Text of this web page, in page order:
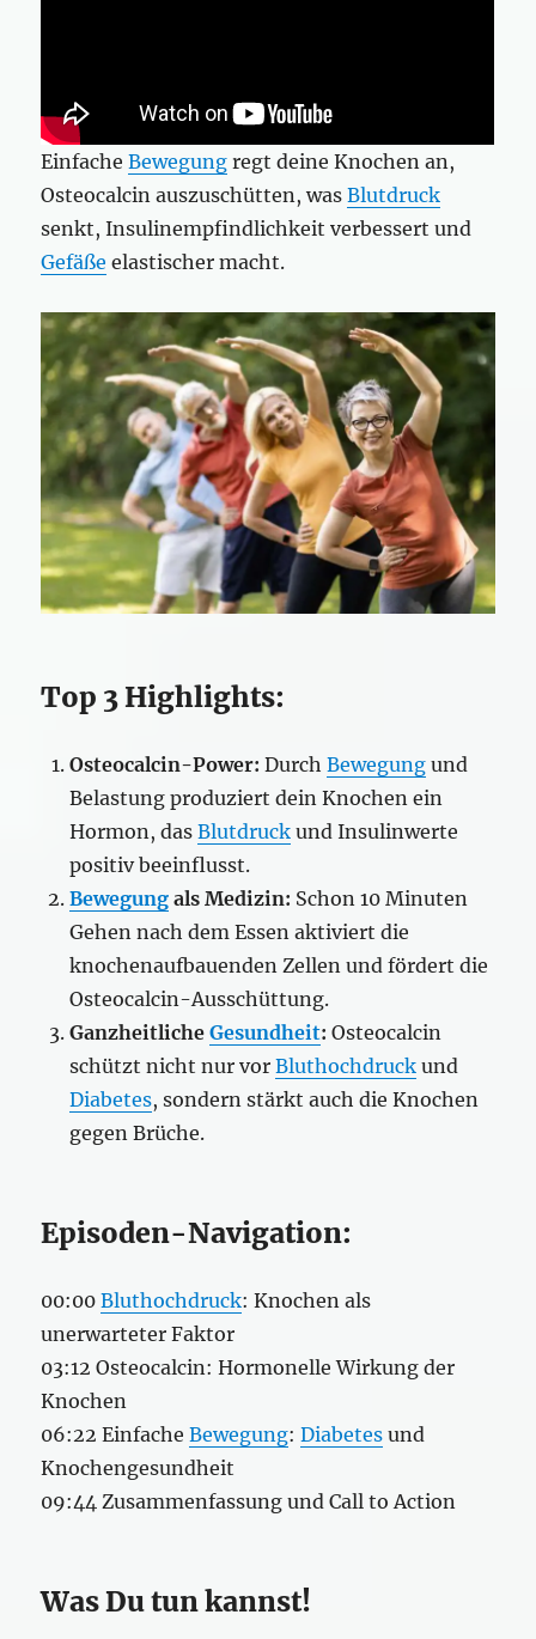
EinfacheBewegung regt deine Knochen an,
Osteocalcin auszuschütten, wasBlutdruck
senkt, Insulinempfindlichkeit verbessert und
Gefäße elastischer macht.
Top 3 Highlights:
Osteocalcin-Power: DurchBewegung und
Belastung produziert dein Knochen ein
Hormon, dasBlutdruck und Insulinwerte
positiv beeinflusst.
Bewegung als Medizin: Schon 10 Minuten
Gehen nach dem Essen aktiviert die
knochenaufbauenden Zellen und fördert die
Osteocalcin-Ausschüttung.
GanzheitlicheGesundheit: Osteocalcin
schützt nicht nur vorBluthochdruck und
Diabetes, sondern stärkt auch die Knochen
gegen Brüche.
Episoden-Navigation:
00:00Bluthochdruck: Knochen als
unerwarteter Faktor
03:12 Osteocalcin: Hormonelle Wirkung der
Knochen
06:22 EinfacheBewegung:Diabetes und
Knochengesundheit
09:44 Zusammenfassung und Call to Action
Was Du tun kannst!